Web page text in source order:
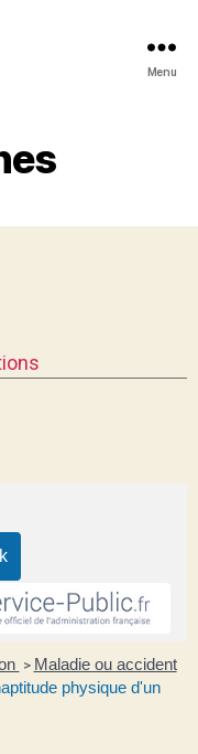
Menu
> Maladie ou accident
physique d'un